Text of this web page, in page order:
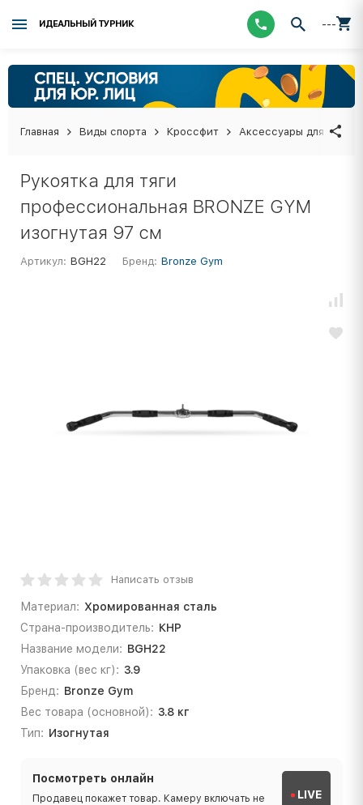
ИДЕАЛЬНЫЙ ТУРНИК ---
Главная Виды спорта Кроссфит Аксессуары для
Рукоятка для тяги
профессиональная BRONZE GYM
изогнутая 97 см
Артикул: BGH22 Бренд: Bronze Gym
Написать отзыв
Материал: Хромированная сталь
Страна-производитель: КНР
Название модели: BGH22
Упаковка (вес кг): 3.9
Бренд: Bronze Gym
Вес товара (основной): 3.8 кг
Тип: Изогнутая
Посмотреть онлайн
Продавец покажет товар. Камеру включать не
LIVE